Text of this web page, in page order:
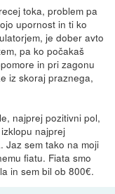
toka, problem pa
upornost in ti ko
je dober avto
pa ko počakaš
in pri zagonu
iz skoraj praznega,
najprej pozitivni pol,
najprej
Jaz sem tako na moji
fiatu. Fiata smo
in sem bil ob 800€.